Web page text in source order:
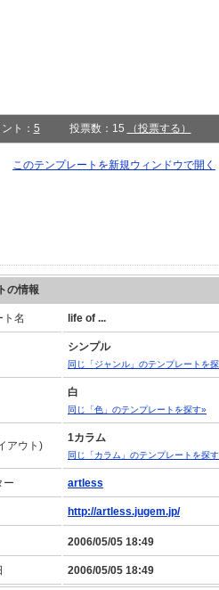
ト： 5 投票数：15 （投票する）
このテンプレートを新規ウィンドウで開
の情報
ト名 life of ...
シンプル
同じ「ジャンル」のテンプレートを
白
同じ「色」のテンプレートを探す»
アウト)
1カラム
同じ「カラム」のテンプレートを探
ー artless
http://artless.jugem.jp/
2006/05/05 18:49
2006/05/05 18:49